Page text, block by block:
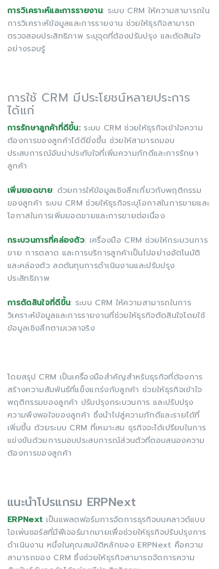
การวิเคราะห์และการรายงาน: ระบบ CRM ให้ความสามารถใน
การวิเคราะห์ข้อมูลและการรายงาน ช่วยให้ธุรกิจสามารถ
ตรวจสอบประสิทธิภาพ ระบุจุดที่ต้องปรับปรุง และตัดสินใจ
อย่างรอบรู้
การใช้ CRM มีประโยชน์หลายประการ
ได้แก่
การรักษาลูกค้าที่ดีขึ้น: ระบบ CRM ช่วยให้ธุรกิจเข้าใจความ
ต้องการของลูกค้าได้ดียิ่งขึ้น ช่วยให้สามารถมอบ
ประสบการณ์อันน่าประทับใจที่เพิ่มความภักดีและการรักษา
ลูกค้า
เพิ่มยอดขาย: ด้วยการให้ข้อมูลเชิงลึกเกี่ยวกับพฤติกรรม
ของลูกค้า ระบบ CRM ช่วยให้ธุรกิจระบุโอกาสในการขายและ
โอกาสในการเพิ่มยอดขายและการขายต่อเนื่อง
กระบวนการที่คล่องตัว: เครื่องมือ CRM ช่วยให้กระบวนการ
ขาย การตลาด และการบริการลูกค้าเป็นไปอย่างอัตโนมัติ
และคล่องตัว ลดต้นทุนการดำเนินงานและปรับปรุง
ประสิทธิภาพ
การตัดสินใจที่ดีขึ้น: ระบบ CRM ให้ความสามารถในการ
วิเคราะห์ข้อมูลและการรายงานที่ช่วยให้ธุรกิจตัดสินใจโดยใช้
ข้อมูลเชิงลึกตามเวลาจริง
โดยสรุป CRM เป็นเครื่องมือสำคัญสำหรับธุรกิจที่ต้องการ
สร้างความสัมพันธ์ที่แข็งแกร่งกับลูกค้า ช่วยให้ธุรกิจเข้าใจ
พฤติกรรมของลูกค้า ปรับปรุงกระบวนการ และปรับปรุง
ความพึงพอใจของลูกค้า ซึ่งนำไปสู่ความภักดีและรายได้ที่
เพิ่มขึ้น ด้วยระบบ CRM ที่เหมาะสม ธุรกิจจะได้เปรียบในการ
แข่งขันด้วยการมอบประสบการณ์ส่วนตัวที่ตอบสนองความ
ต้องการของลูกค้า
แนะนำโปรแกรม ERPNext
ERPNextเป็นแพลตฟอร์มการจัดการธุรกิจบนคลาวด์แบบ
โอเพ่นซอร์สที่มีฟีเจอร์มากมายเพื่อช่วยให้ธุรกิจปรับปรุงการ
ดำเนินงาน หนึ่งในคุณสมบัติหลักของ ERPNext คือความ
สามารถของ CRM ซึ่งช่วยให้ธุรกิจสามารถจัดการความ